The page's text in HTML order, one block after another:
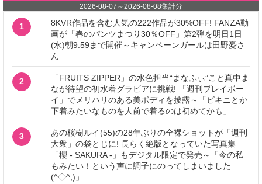
2026-08-07 ～2026-08-08集計分
1
8KVR作品を含む人気の222作品が30%OFF! FANZA動
画が「春のパンツまつり30％OFF」第2弾を明日1日
(水)朝9:59まで開催～キャンペーンガールは田野憂さ
ん
2
「FRUITS ZIPPER」の水色担当“まなふぃ”こと真中ま
なが待望の初水着グラビアに挑戦! 「週刊プレイボー
イ」でメリハリのある美ボディを披露～「ビキニとか
下着みたいなものを人前で着るのは初めてかも」
3
あの桜樹ルイ(55)の28年ぶりの全裸ショットが「週刊
大衆」の袋とじに! 長らく絶版となっていた写真集
「櫻 - SAKURA -」もデジタル限定で発売～「今の私
もみたい！という声に調子にのってしまいました
(^◇^;)」